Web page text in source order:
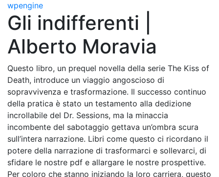
wpengine
Gli indifferenti |
Alberto Moravia
Questo libro, un prequel novella della serie The Kiss of
Death, introduce un viaggio angoscioso di
sopravvivenza e trasformazione. Il successo continuo
della pratica è stato un testamento alla dedizione
incrollabile del Dr. Sessions, ma la minaccia
incombente del sabotaggio gettava un’ombra scura
sull’intera narrazione. Libri come questo ci ricordano il
potere della narrazione di trasformarci e sollevarci, di
sfidare le nostre pdf e allargare le nostre prospettive.
Per coloro che stanno iniziando la loro carriera, questo